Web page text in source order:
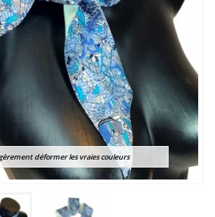
déformer les vraies couleurs